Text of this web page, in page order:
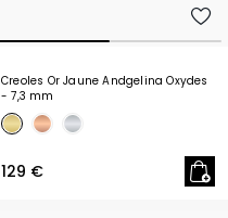
Creoles Or Jaune Andgelina Oxydes
- 7,3 mm
129 €